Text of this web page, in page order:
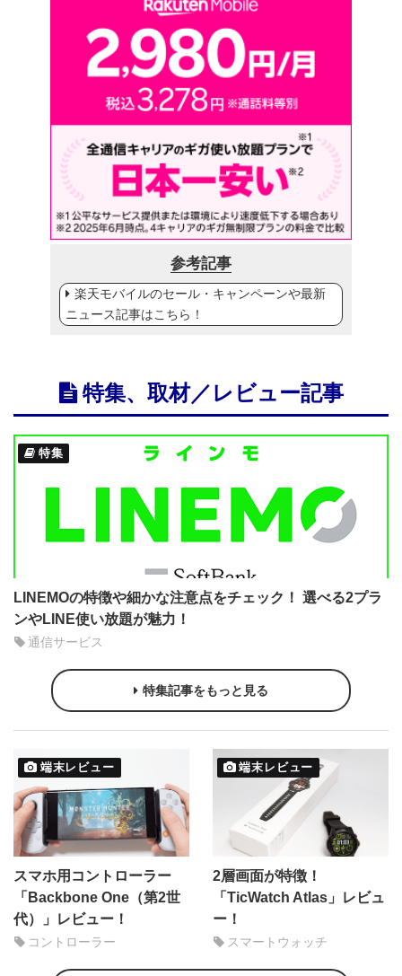
参考記事
楽天モバイルのセール・キャンペーンや最新
ニュース記事はこちら！
特集、取材／レビュー記事
特集
LINEMOの特徴や細かな注意点をチェック！ 選べる2プラ
ンやLINE使い放題が魅力！
通信サービス
特集記事をもっと見る
端末レビュー
スマホ用コントローラー
「Backbone One（第2世
代）」レビュー！
コントローラー
端末レビュー
2層画面が特徴！
「TicWatch Atlas」レビュ
ー！
スマートウォッチ